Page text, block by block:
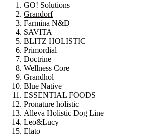
GO! Solutions
Grandorf
Farmina N&D
SAVITA
BLITZ HOLISTIC
Primordial
Doctrine
Wellness Core
Grandhol
Blue Native
ESSENTIAL FOODS
Pronature holistic
Alleva Holistic Dog Line
Leo&Lucy
Elato